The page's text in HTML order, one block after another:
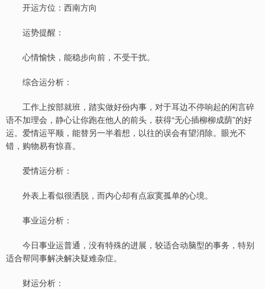
开运方位：西南方向
运势提醒：
心情愉快，能稳步向前，不受干扰。
综合运分析：
工作上按部就班，踏实做好份内事，对于耳边不停响起的闲言碎
语不加理会，静心让你跑在他人的前头，获得“无心插柳柳成荫”的好
运。爱情运平顺，能替另一半着想，以往的误会有望消除。眼光不
错，购物易有惊喜。
爱情运分析：
外表上看似很洒脱，而内心却有点寂寞孤单的心境。
事业运分析：
今日事业运普通，没有特殊的进展，较适合动脑型的事务，特别
适合帮同事解决解决疑难杂症。
财运分析：